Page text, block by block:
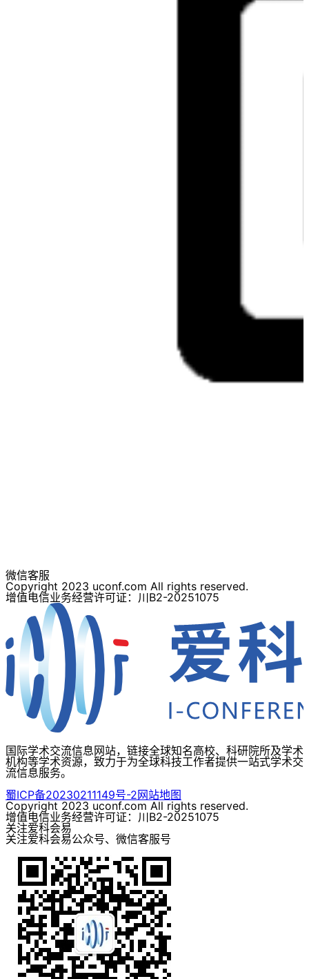
微信客服
Copyright 2023 uconf.com All rights reserved.
增值电信业务经营许可证：川B2-20251075
国际学术交流信息网站，链接全球知名高校、科研院所及学术
机构等学术资源，致力于为全球科技工作者提供一站式学术交
流信息服务。
蜀ICP备20230211149号-2网站地图
Copyright 2023 uconf.com All rights reserved.
增值电信业务经营许可证：川B2-20251075
关注爱科会易
关注爱科会易公众号、微信客服号